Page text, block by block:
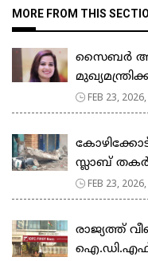
MORE FROM THIS
സൈബർ
FEB 23,
സ്ലാബ്
FEB 23,
രാജ്യത്ത്